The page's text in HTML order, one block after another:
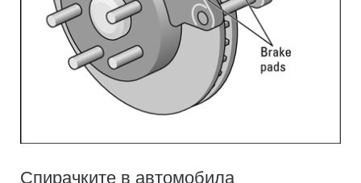
Спирачките в автомобила